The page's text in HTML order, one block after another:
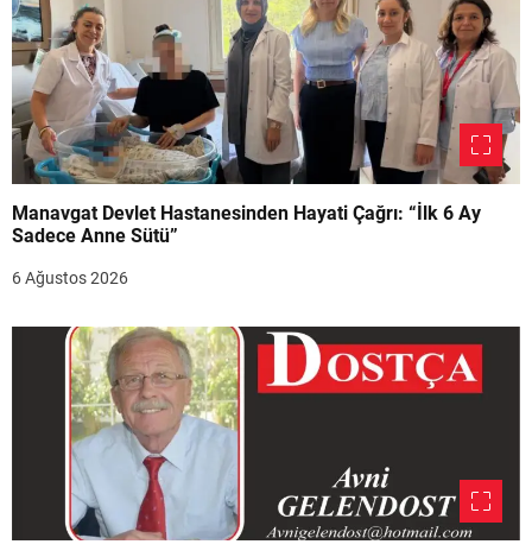
Manavgat Devlet Hastanesinden Hayati Çağrı: “İlk 6 Ay
Sadece Anne Sütü”
6 Ağustos 2026